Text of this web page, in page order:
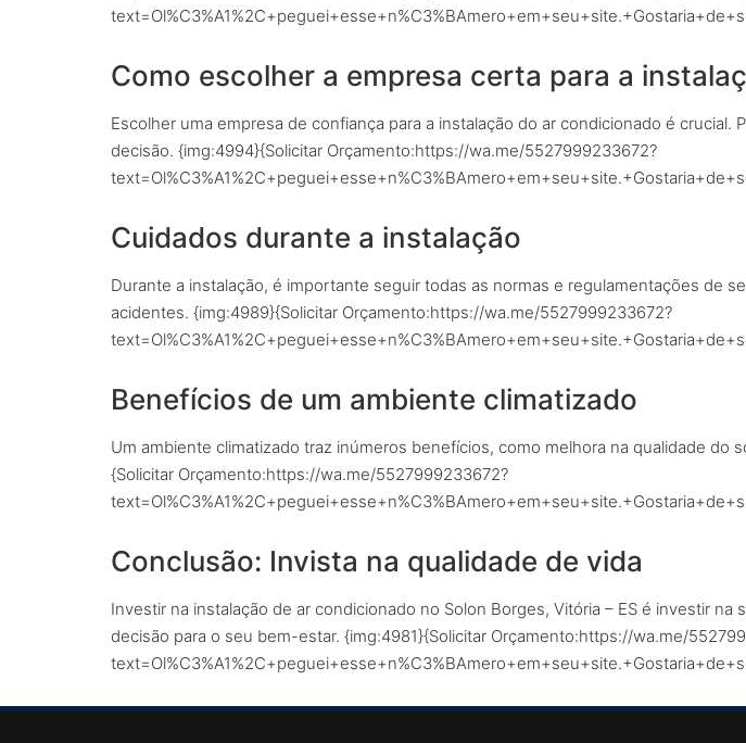
Como escolher a empresa certa para a
Escolher uma empresa de confiança para a instalação do ar condicionado é
decisão. {img:4994}{Solicitar Orçamento:https://wa.me/5527999233672?
Cuidados durante a instalação
Durante a instalação, é importante seguir todas as normas e regulamentações de
acidentes. {img:4989}{Solicitar Orçamento:https://wa.me/5527999233672?
Benefícios de um ambiente climatizado
Um ambiente climatizado traz inúmeros benefícios, como melhora na qualidade
{Solicitar Orçamento:https://wa.me/5527999233672?
Conclusão: Invista na qualidade de vida
Investir na instalação de ar condicionado no Solon Borges, Vitória – ES é investir
decisão para o seu bem-estar. {img:4981}{Solicitar Orçamento:https://wa.me/